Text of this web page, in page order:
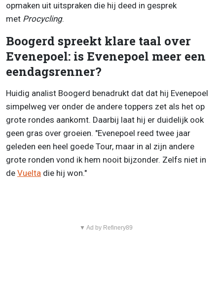
opmaken uit uitspraken die hij deed in gesprek
met Procycling.
Boogerd spreekt klare taal over
Evenepoel: is Evenepoel meer een
eendagsrenner?
Huidig analist Boogerd benadrukt dat dat hij Evenepoel
simpelweg ver onder de andere toppers zet als het op
grote rondes aankomt. Daarbij laat hij er duidelijk ook
geen gras over groeien. "Evenepoel reed twee jaar
geleden een heel goede Tour, maar in al zijn andere
grote ronden vond ik hem nooit bijzonder. Zelfs niet in
de Vuelta die hij won."
▼ Ad by Refinery89